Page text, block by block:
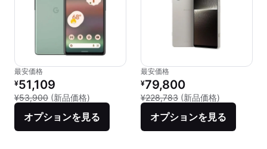
最安価格
リファービッシュ品の価格：
¥51,109
¥53,900 (新品価格) 新品との比較：¥53,900
オプションを見る
最安価格
リファービッシュ品の価格：
¥79,800
¥228,783 (新品価格)
オプションを見る